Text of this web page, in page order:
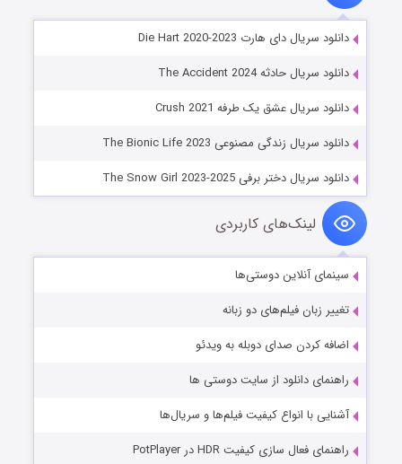
دانلود سریال دای هارت Die Hart 2020-2023
دانلود سریال حادثه The Accident 2024
دانلود سریال عشق یک طرفه Crush 2021
دانلود سریال زندگی مصنوعی The Bionic Life 2023
دانلود سریال دختر برفی The Snow Girl 2023-2025
لینک‌های کاربردی
سینمای آنلاین دوستی‌ها
تغییر زبان فیلم‌های دو زبانه
اضافه کردن صدای دوبله به ویدئو
راهنمای دانلود از سایت دوستی ها
آشنایی با انواع کیفیت فیلم‌ها و سریال‌ها
راهنمای فعال سازی کیفیت HDR در PotPlayer